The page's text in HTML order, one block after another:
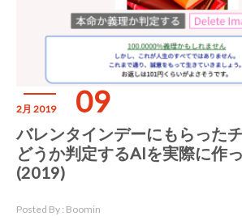
2月 2019 09
バレンタインデーにもらった
どうか判定するAIを実際に作
(2019)
Posted By : Boomin